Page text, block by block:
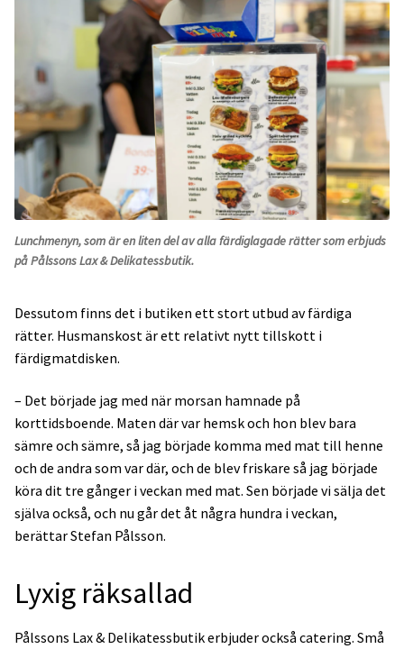
Lunchmenyn, som är en liten del av alla färdiglagade rätter som erbjuds
på Pålssons Lax & Delikatessbutik.
Dessutom finns det i butiken ett stort utbud av färdiga
rätter. Husmanskost är ett relativt nytt tillskott i
färdigmatdisken.
– Det började jag med när morsan hamnade på
korttidsboende. Maten där var hemsk och hon blev bara
sämre och sämre, så jag började komma med mat till henne
och de andra som var där, och de blev friskare så jag började
köra dit tre gånger i veckan med mat. Sen började vi sälja det
själva också, och nu går det åt några hundra i veckan,
berättar Stefan Pålsson.
Lyxig räksallad
Pålssons Lax & Delikatessbutik erbjuder också catering. Små